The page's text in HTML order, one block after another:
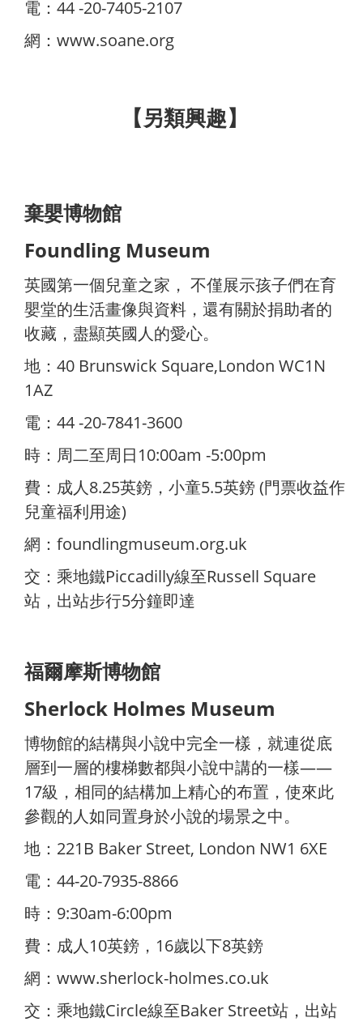
電：44 -20-7405-2107
網： www.soane.org
【 另類興趣】
棄嬰博物館
Foundling Museum
英國第一個兒童之家， 不僅展示孩子們在育
嬰堂的生活畫像與資料，還有關於捐助者的
收藏，盡顯英國人的愛心。
地：40 Brunswick Square,London WC1N
1AZ
電：44 -20-7841-3600
時：周二至周日10:00am -5:00pm
費：成人8.25英鎊，小童5.5英鎊 (門票收益作
兒童福利用途)
網： foundlingmuseum.org.uk
交：乘地鐵Piccadilly線至Russell Square
站，出站步行5分鐘即達
福爾摩斯博物館
Sherlock Holmes Museum
博物館的結構與小說中完全一樣，就連從底
層到一層的樓梯數都與小說中講的一樣——
17級，相同的結構加上精心的布置，使來此
參觀的人如同置身於小說的場景之中。
地：221B Baker Street, London NW1 6XE
電：44-20-7935-8866
時：9:30am-6:00pm
費：成人10英鎊，16歲以下8英鎊
網： www.sherlock-holmes.co.uk
交：乘地鐵Circle線至Baker Street站，出站